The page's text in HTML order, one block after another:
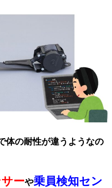
体の耐性が違うようなの
ーや乗員検知セン